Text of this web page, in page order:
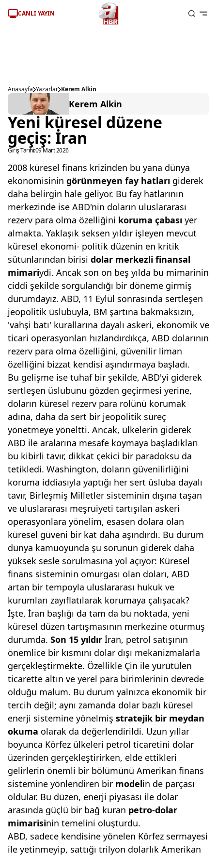
CANLI YAYIN
Anasayfa Yazarlar Kerem Alkin
Kerem Alkin
Yeni küresel düzene
geçiş: İran
Giriş Tarihi:09 Mart 2026
2008 küresel finans krizinden bu yana dünya
ekonomisinin görünmeyen fay hatları giderek
daha belirgin hale geliyor. Bu fay hatlarının
merkezinde ise ABD'nin doların uluslararası
rezerv para olma özelliğini koruma çabası yer
almakta. Yaklaşık seksen yıldır işleyen mevcut
küresel ekonomi- politik düzenin en kritik
sütunlarından birisi dolar merkezli finansal
mimariydi. Ancak son on beş yılda bu mimarinin
ciddi şekilde sorgulandığı bir döneme girmiş
durumdayız. ABD, 11 Eylül sonrasında sertleşen
jeopolitik üslubuyla, BM şartına bakmaksızın,
'vahşi batı' kurallarına dayalı askeri, ekonomik ve
ticari operasyonları hızlandırdıkça, ABD dolarının
rezerv para olma özelliğini, güvenilir liman
özelliğini bizzat kendisi aşındırmaya başladı.
Bu gelişme ise tuhaf bir şekilde, ABD'yi giderek
sertleşen üslubunu gözden geçirmesi yerine,
doların küresel rezerv para rolünü korumak
adına, daha da sert bir jeopolitik süreç
yönetmeye yöneltti. Ancak, ülkelerin giderek
ABD ile aralarına mesafe koymaya başladıkları
bu kibirli tavır, dikkat çekici bir paradoksu da
tetikledi. Washington, doların güvenilirliğini
koruma iddiasıyla yaptığı her sert üsluba dayalı
tavır, Birleşmiş Milletler sisteminin dışına taşan
ve uluslararası meşruiyeti tartışılan askeri
operasyonlara yönelim, esasen dolara olan
küresel güveni bir kat daha aşındırdı. Bu durum
dünya kamuoyunda şu sorunun giderek daha
yüksek sesle sorulmasına yol açıyor: Küresel
finans sisteminin omurgası olan doları, ABD
artan bir tempoyla uluslararası hukuk ve
kurumları zayıflatılarak korumaya çalışacak?
İşte, İran başlığı da tam da bu noktada, yeni
küresel düzen tartışmasının merkezine oturmuş
durumda. Son 15 yıldır İran, petrol satışının
önemlice bir kısmını dolar dışı mekanizmalarla
gerçekleştirmekte. Özellikle Çin ile yürütülen
ticarette altın ve yerel para birimlerinin devrede
olduğu malum. Bu durum yalnızca ekonomik bir
tercih değil; aynı zamanda dolar bazlı küresel
enerji sistemine yönelmiş stratejik bir meydan
okuma olarak da değerlendirildi. Uzun yıllar
boyunca Körfez ülkeleri petrol ticaretini dolar
üzerinden gerçekleştirirken, elde ettikleri
gelirlerin önemli bir bölümünü Amerikan finans
sistemine yönlendiren bir modelin de parçası
oldular. Bu düzen, enerji piyasası ile dolar
arasında güçlü bir bağ kuran petro-dolar
mimarisinin temelini oluşturdu.
ABD, sadece kendisine yönelen Körfez sermayesi
ile yetinmeyip, sattığı trilyon dolarlık Amerikan